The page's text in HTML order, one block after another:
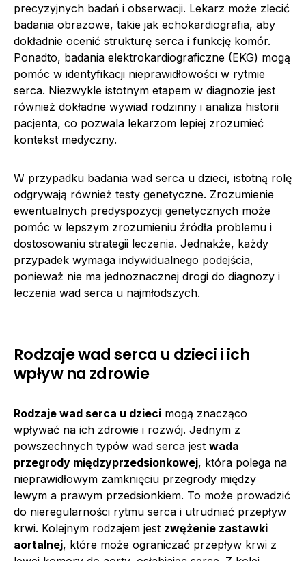
precyzyjnych badań i obserwacji. Lekarz może zlecić
badania obrazowe, takie jak echokardiografia, aby
dokładnie ocenić strukturę serca i funkcję komór.
Ponadto, badania elektrokardiograficzne (EKG) mogą
pomóc w identyfikacji nieprawidłowości w rytmie
serca. Niezwykle istotnym etapem w diagnozie jest
również dokładne wywiad rodzinny i analiza historii
pacjenta, co pozwala lekarzom lepiej zrozumieć
kontekst medyczny.
W przypadku badania wad serca u dzieci, istotną rolę
odgrywają również testy genetyczne. Zrozumienie
ewentualnych predyspozycji genetycznych może
pomóc w lepszym zrozumieniu źródła problemu i
dostosowaniu strategii leczenia. Jednakże, każdy
przypadek wymaga indywidualnego podejścia,
ponieważ nie ma jednoznacznej drogi do diagnozy i
leczenia wad serca u najmłodszych.
Rodzaje wad serca u dzieci i ich
wpływ na zdrowie
Rodzaje wad serca u dzieci mogą znacząco
wpływać na ich zdrowie i rozwój. Jednym z
powszechnych typów wad serca jest wada
przegrody międzyprzedsionkowej, która polega na
nieprawidłowym zamknięciu przegrody między
lewym a prawym przedsionkiem. To może prowadzić
do nieregularności rytmu serca i utrudniać przepływ
krwi. Kolejnym rodzajem jest zwężenie zastawki
aortalnej, które może ograniczać przepływ krwi z